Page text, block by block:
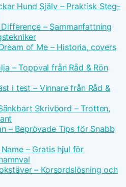
Hund Själv – Praktisk Steg-
– Sammanfattning
of Me – Historia, covers
– Toppval från Råd & Rön
i test – Vinnare från Råd &
Skrivbord – Trotten,
– Beprövade Tips för Snabb
– Gratis hjul för
– Korsordslösning och